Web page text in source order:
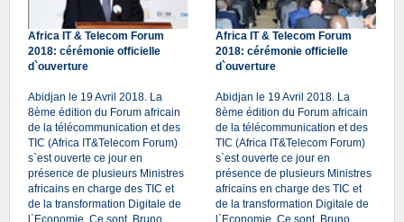
Africa IT & Telecom Forum
2018: cérémonie officielle
d`ouverture
Abidjan le 19 Avril 2018. La
8ème édition du Forum africain
de la télécommunication et des
TIC (Africa IT&Telecom Forum)
s`est ouverte ce jour en
présence de plusieurs Ministres
africains en charge des TIC et
de la transformation Digitale de
l`Economie. Ce sont, Bruno
Africa IT & Telecom Forum
2018: cérémonie officielle
d`ouverture
Abidjan le 19 Avril 2018. La
8ème édition du Forum africain
de la télécommunication et des
TIC (Africa IT&Telecom Forum)
s`est ouverte ce jour en
présence de plusieurs Ministres
africains en charge des TIC et
de la transformation Digitale de
l`Economie. Ce sont, Bruno